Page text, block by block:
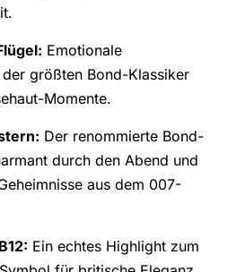
Emotionale
größten Bond-Klassiker
Momente.
Der renommierte Bond-
durch den Abend und
aus dem 007-
Ein echtes Highlight zum